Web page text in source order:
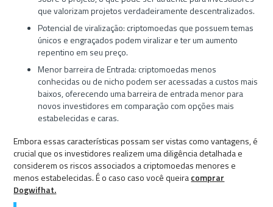
que valorizam projetos verdadeiramente descentralizados.
Potencial de viralização: criptomoedas que possuem temas
únicos e engraçados podem viralizar e ter um aumento
repentino em seu preço.
Menor barreira de Entrada: criptomoedas menos
conhecidas ou de nicho podem ser acessadas a custos mais
baixos, oferecendo uma barreira de entrada menor para
novos investidores em comparação com opções mais
estabelecidas e caras.
Embora essas características possam ser vistas como vantagens, é
crucial que os investidores realizem uma diligência detalhada e
considerem os riscos associados a criptomoedas menores e
menos estabelecidas. É o caso caso você queiracomprar
Dogwifhat.